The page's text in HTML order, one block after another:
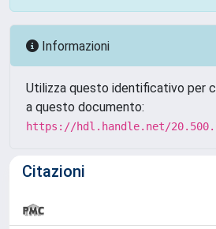
Informazioni
Utilizza questo identificativo per
a questo documento:
https://hdl.handle.net/
Citazioni